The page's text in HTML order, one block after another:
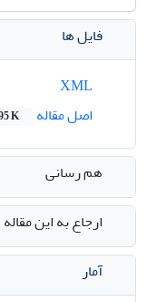
فایل ها
اصل مقاله
K
هم رسانی
ارجاع به این مقاله
آمار